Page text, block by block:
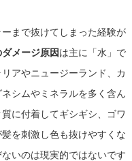
まで抜けてしまった経験が
メージ原因は主に「水」で
アやニュージーランド、カ
シムやミネラルを多く含ん
に付着してギシギシ、ゴワ
を刺激し色も抜けやすくな
いのは現実的ではないです